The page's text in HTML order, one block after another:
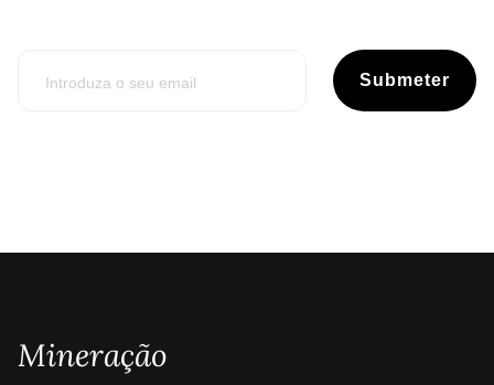
Submeter
Mineração